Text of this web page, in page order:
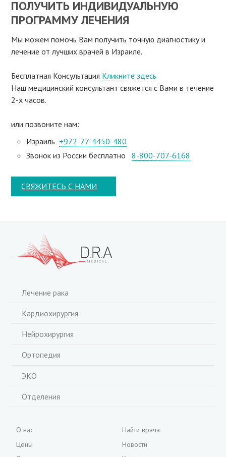
ПОЛУЧИТЬ ИНДИВИДУАЛЬНУЮ
ПРОГРАММУ ЛЕЧЕНИЯ
Мы можем помочь Вам получить точную диагностику и
лечение от лучших врачей в Израиле.
Бесплатная Консультация Кликните здесь
Наш медицинский консультант свяжeтся с Вами в течение
2-х часов.
или позвоните нам:
Израиль +972-77-4450-480
Звонок из России бесплатно8-800-707-6168
СВЯЖИТЕСЬ С НАМИ
Лечение рака
Кардиохирургия
Нейрохирургия
Ортопедия
ЭКО
Отделения
О нас
Цены
Найти врача
Новости